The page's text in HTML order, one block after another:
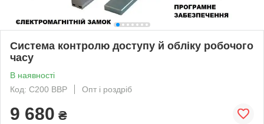
Система контролю доступу й обліку робочого
часу
В наявності
Код: С200 BBP
Опт і роздріб
9 680 ₴